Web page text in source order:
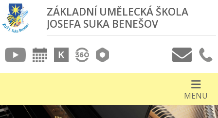
ZÁKLADNÍ UMĚLECKÁ ŠKOLA
JOSEFA SUKA BENEŠOV
MENU